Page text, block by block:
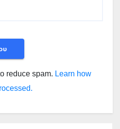
reduce spam. Learn how